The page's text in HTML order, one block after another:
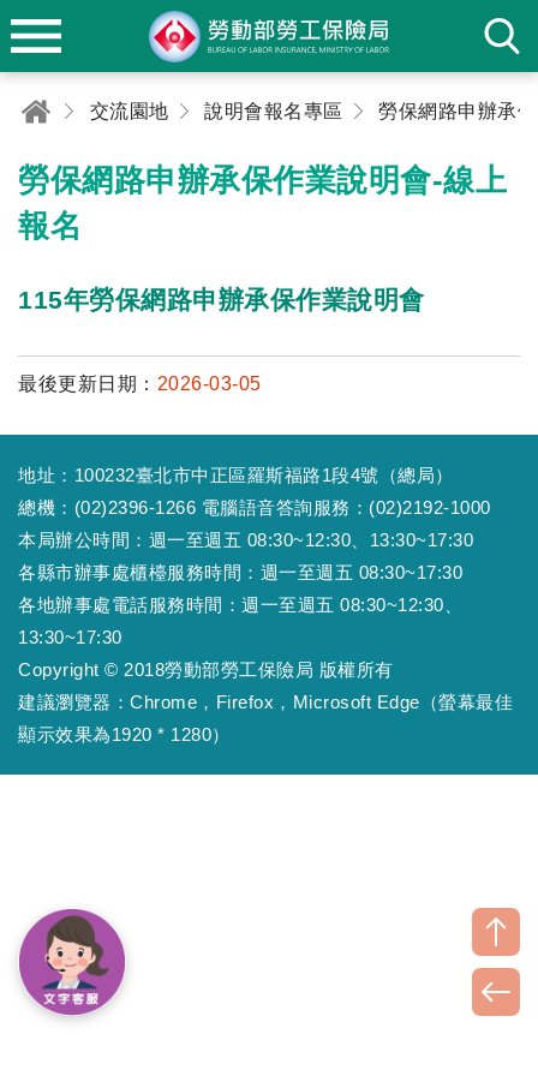
交流園地 說明會報名專區
勞保網路申辦承保作業說明會-線上
報名
115年勞保網路申辦承保作業說明會
最後更新日期： 2026-03-05
地址：100232臺北市中正區羅斯福路1段4號（總局）
總機：(02)2396-1266 電腦語音答詢服務：(02)2192-1000
本局辦公時間：週一至週五 08:30~12:30、13:30~17:30
各縣市辦事處櫃檯服務時間：週一至週五 08:30~17:30
各地辦事處電話服務時間：週一至週五 08:30~12:30、
13:30~17:30
Copyright © 2018勞動部勞工保險局 版權所有
建議瀏覽器：Chrome，Firefox，Microsoft Edge（螢幕最佳
顯示效果為1920 * 1280）